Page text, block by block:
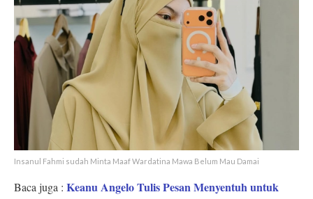
Insanul Fahmi sudah Minta Maaf Wardatina Mawa Belum Mau Damai
Baca juga : Keanu Angelo Tulis Pesan Menyentuh untuk